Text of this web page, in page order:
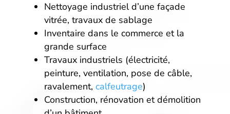
Nettoyage industriel d’une façade
vitrée, travaux de sablage
Inventaire dans le commerce et la
grande surface
Travaux industriels (électricité,
peinture, ventilation, pose de câble,
ravalement, calfeutrage)
Construction, rénovation et démolition